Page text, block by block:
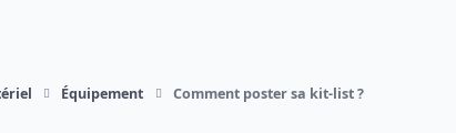
Équipement Comment poster sa kit-list ?